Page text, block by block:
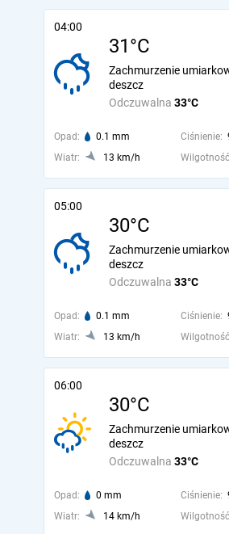
04:00
31°C
Odczuwalna 33°C
Zachmurzenie
deszcz
Opad: 0.1 mm Ciśnienie:
Wiatr:
13 km/h
05:00
30°C
Odczuwalna 33°C
Zachmurzenie
deszcz
Opad: 0.1 mm Ciśnienie:
Wiatr:
13 km/h
06:00
30°C
Odczuwalna 33°C
Zachmurzenie
deszcz
Opad: 0 mm Ciśnienie:
Wiatr:
14 km/h